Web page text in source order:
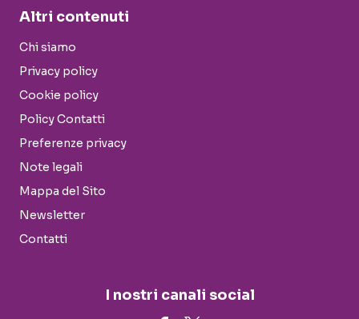
Altri contenuti
Chi siamo
Privacy policy
Cookie policy
Policy Contatti
Preferenze privacy
Note legali
Mappa del Sito
Newsletter
Contatti
I nostri canali social